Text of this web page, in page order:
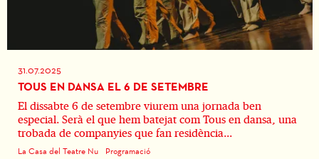
31.07.2025
TOUS EN DANSA EL 6 DE SETEMBRE
El dissabte 6 de setembre viurem una jornada ben
especial. Serà el que hem batejat com Tous en dansa, una
trobada de companyies que fan residència...
La Casa del Teatre Nu Programació